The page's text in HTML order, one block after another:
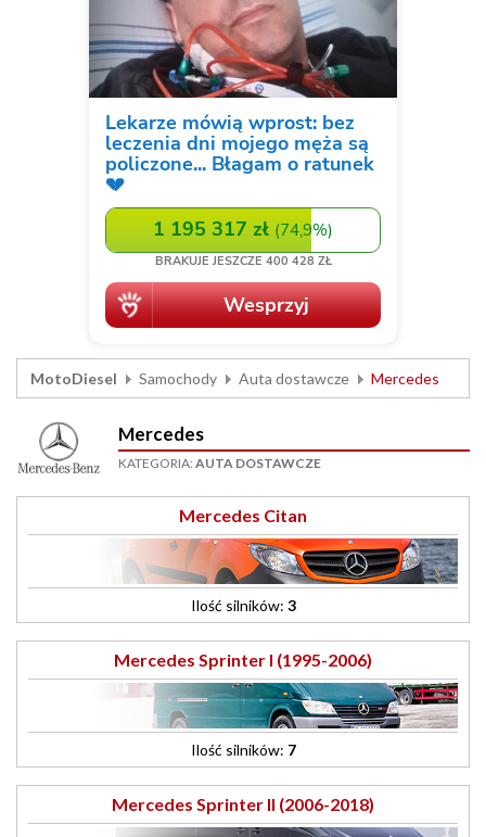
MotoDiesel Samochody Auta dostawcze Mercedes
Mercedes
KATEGORIA: AUTA DOSTAWCZE
Mercedes Citan
Ilość silników: 3
Mercedes Sprinter I (1995-2006)
Ilość silników: 7
Mercedes Sprinter II (2006-2018)